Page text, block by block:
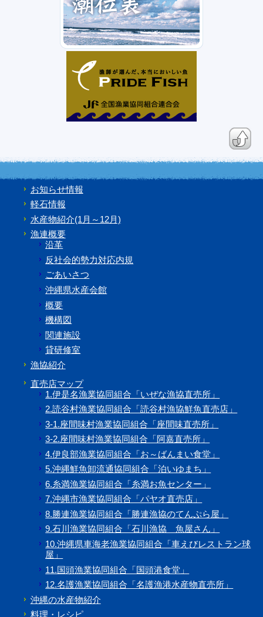
お知らせ情報
軽石情報
水産物紹介(1月～12月)
漁連概要
沿革
反社会的勢力対応内規
ごあいさつ
沖縄県水産会館
概要
機構図
関連施設
貸研修室
漁協紹介
直売店マップ
1.伊是名漁業協同組合「いぜな漁協直売所」
2.読谷村漁業協同組合「読谷村漁協鮮魚直売店」
3-1.座間味村漁業協同組合「座間味直売所」
3-2.座間味村漁業協同組合「阿嘉直売所」
4.伊良部漁業協同組合「お～ばんまい食堂」
5.沖縄鮮魚卸流通協同組合「泊いゆまち」
6.糸満漁業協同組合「糸満お魚センター」
7.沖縄市漁業協同組合「パヤオ直売店」
8.勝連漁業協同組合「勝連漁協のてんぷら屋」
9.石川漁業協同組合「石川漁協 魚屋さん」
10.沖縄県車海老漁業協同組合「車えびレストラン球
屋」
11.国頭漁業協同組合「国頭港食堂」
12.名護漁業協同組合「名護漁港水産物直売所」
沖縄の水産物紹介
料理・レシピ